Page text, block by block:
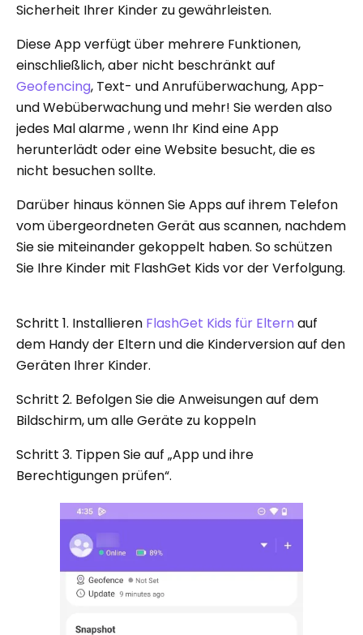
Sicherheit Ihrer Kinder zu gewährleisten.
Diese App verfügt über mehrere Funktionen,
einschließlich, aber nicht beschränkt auf
Geofencing, Text- und Anrufüberwachung, App-
und Webüberwachung und mehr! Sie werden also
jedes Mal alarme , wenn Ihr Kind eine App
herunterlädt oder eine Website besucht, die es
nicht besuchen sollte.
Darüber hinaus können Sie Apps auf ihrem Telefon
vom übergeordneten Gerät aus scannen, nachdem
Sie sie miteinander gekoppelt haben. So schützen
Sie Ihre Kinder mit FlashGet Kids vor der Verfolgung.
Schritt 1. Installieren FlashGet Kids für Eltern auf
dem Handy der Eltern und die Kinderversion auf den
Geräten Ihrer Kinder.
Schritt 2. Befolgen Sie die Anweisungen auf dem
Bildschirm, um alle Geräte zu koppeln
Schritt 3. Tippen Sie auf „App und ihre
Berechtigungen prüfen“.